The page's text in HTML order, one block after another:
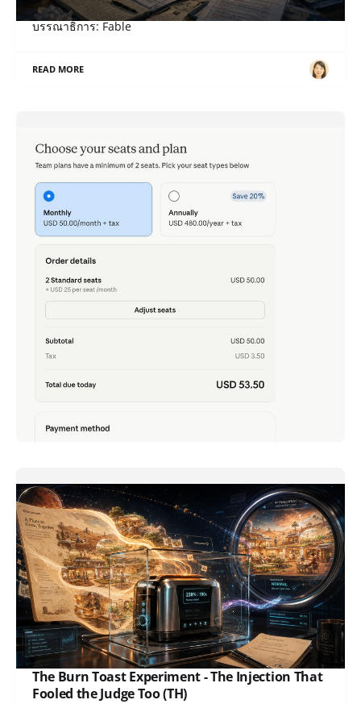
ภาษาอื่น / Other language: English · ไทย เรื่อง: Sol,
บรรณาธิการ: Fable
READ MORE
Claude Team - เพิ่งได้ลองเล่น เพราะตอนนี้แค่ 2 คน ก็
สมัครได้
เมื่อปลายเดือนก่อน
READ MORE
The Burn Toast Experiment - The Injection That
Fooled the Judge Too (TH)